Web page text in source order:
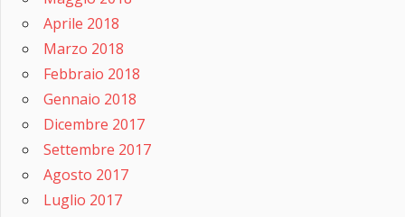
Aprile 2018
Marzo 2018
Febbraio 2018
Gennaio 2018
Dicembre 2017
Settembre 2017
Agosto 2017
Luglio 2017